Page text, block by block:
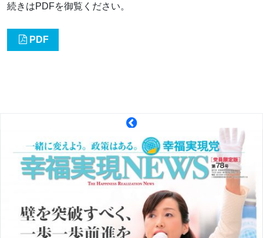
続きはPDFを御覧ください。
PDF